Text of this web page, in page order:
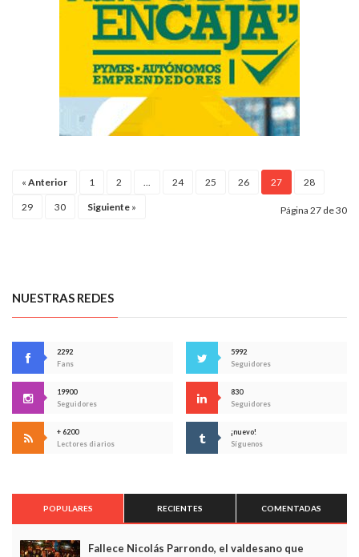
« Anterior 1 2 ... 24 25 26 27 28
29 30 Siguiente » Página 27 de 30
NUESTRAS REDES
2292
Fans
5992
Seguidores
19900
Seguidores
830
Seguidores
+ 6200
Lectores diarios
¡nuevo!
Síguenos
POPULARES RECIENTES COMENTADAS
Fallece Nicolás Parrondo, el valdesano que